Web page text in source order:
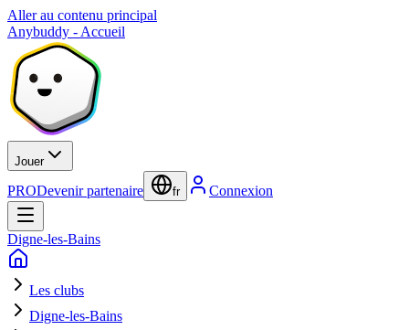
Aller au contenu principal
Anybuddy - Accueil
Jouer
PRODevenir partenaire fr Connexion
Digne-les-Bains
Les clubs
Digne-les-Bains